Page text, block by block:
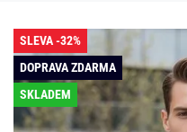
SLEVA -32%
DOPRAVA ZDARMA
SKLADEM